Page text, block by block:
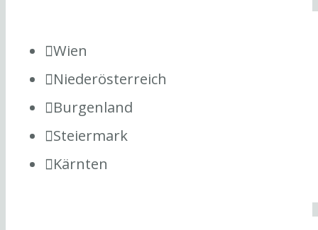
Wien
Niederösterreich
Burgenland
Steiermark
Kärnten